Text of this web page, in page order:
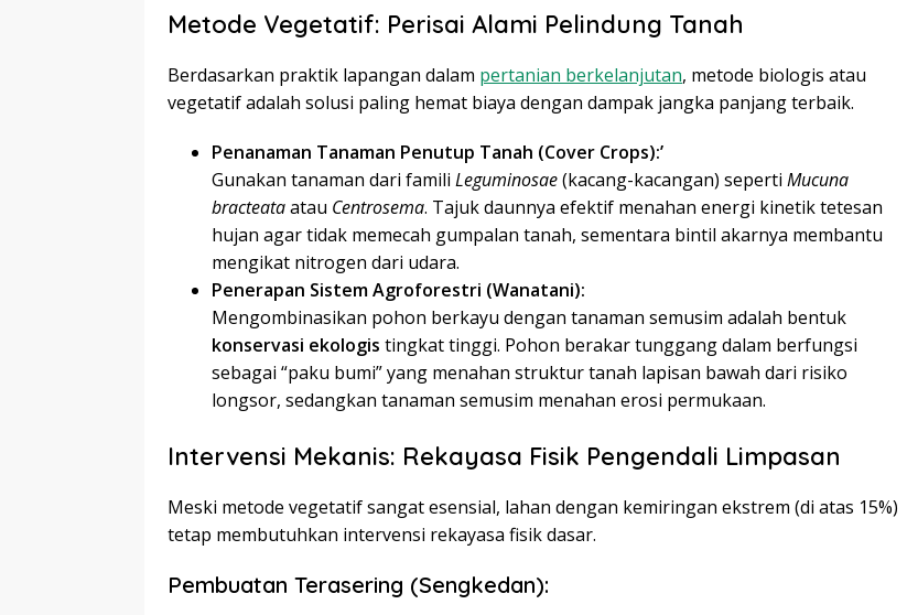
Metode Vegetatif: Perisai Alami Pelindung Tanah
Berdasarkan praktik lapangan dalam pertanian berkelanjutan, metode biologis atau
vegetatif adalah solusi paling hemat biaya dengan dampak jangka panjang terbaik.
Penanaman Tanaman Penutup Tanah (Cover Crops):’
Gunakan tanaman dari famili Leguminosae(kacang-kacangan) seperti Mucuna
bracteataatau Centrosema. Tajuk daunnya efektif menahan energi kinetik tetesan
hujan agar tidak memecah gumpalan tanah, sementara bintil akarnya membantu
mengikat nitrogen dari udara.
Penerapan Sistem Agroforestri (Wanatani):
Mengombinasikan pohon berkayu dengan tanaman semusim adalah bentuk
konservasi ekologis tingkat tinggi. Pohon berakar tunggang dalam berfungsi
sebagai “paku bumi” yang menahan struktur tanah lapisan bawah dari risiko
longsor, sedangkan tanaman semusim menahan erosi permukaan.
Intervensi Mekanis: Rekayasa Fisik Pengendali Limpasan
Meski metode vegetatif sangat esensial, lahan dengan kemiringan ekstrem (di atas 15%)
tetap membutuhkan intervensi rekayasa fisik dasar.
Pembuatan Terasering (Sengkedan):